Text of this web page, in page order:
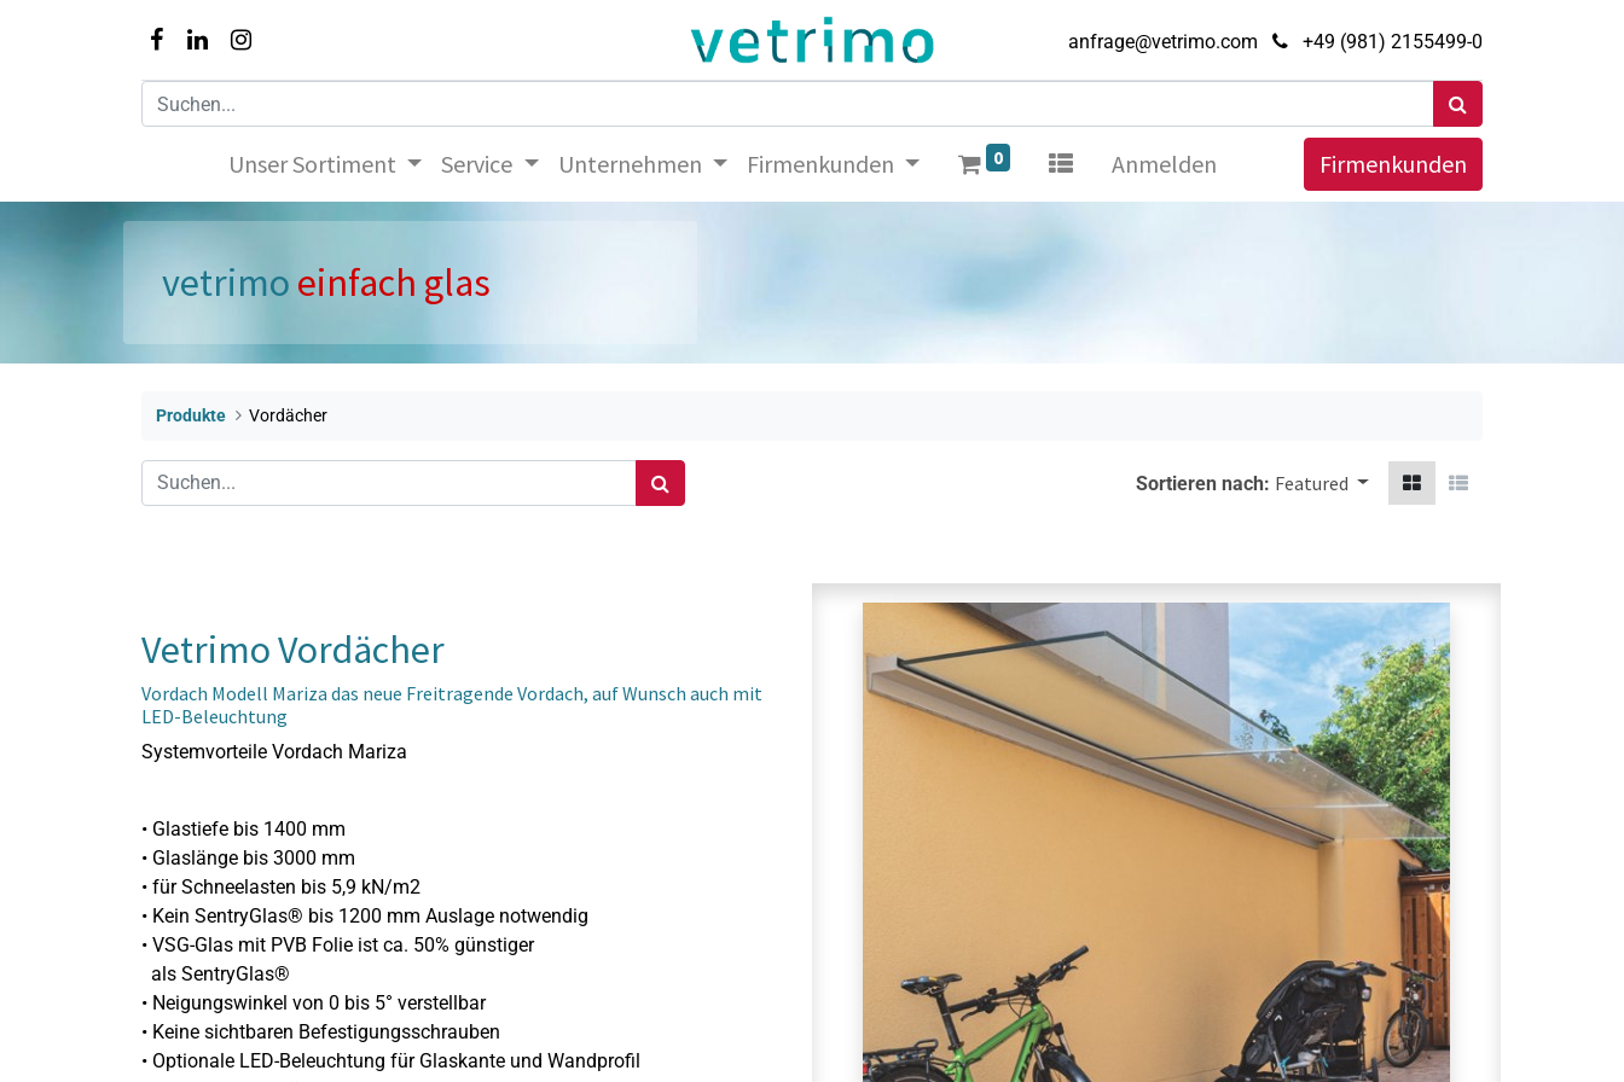
anfrage@vetrimo.com +49 (981) 2155499-0
Unser Sortiment Service Unternehmen Firmenkunden 0 Anmelden Firmenkunden
vetrimo einfach glas
Produkte Vordächer
Sortieren nach: Featured
Vetrimo Vordächer
Vordach Modell Mariza das neue Freitragende Vordach, auf Wunsch auch mit
LED-Beleuchtung
Systemvorteile Vordach Mariza
• Glastiefe bis 1400 mm
• Glaslänge bis 3000 mm
• für Schneelasten bis 5,9 kN/m2
• Kein SentryGlas® bis 1200 mm Auslage notwendig
• VSG-Glas mit PVB Folie ist ca. 50% günstiger
als SentryGlas®
• Neigungswinkel von 0 bis 5° verstellbar
• Keine sichtbaren Befestigungsschrauben
• Optionale LED-Beleuchtung für Glaskante und Wandprofil